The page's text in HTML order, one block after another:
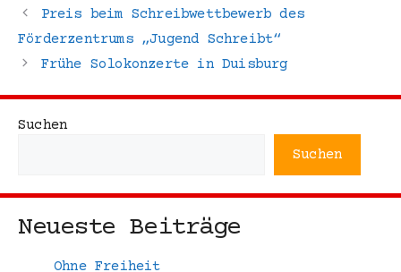
Preis beim Schreibwettbewerb des
Förderzentrums „Jugend Schreibt“
Frühe Solokonzerte in Duisburg
Suchen
Suchen
Neueste Beiträge
Ohne Freiheit